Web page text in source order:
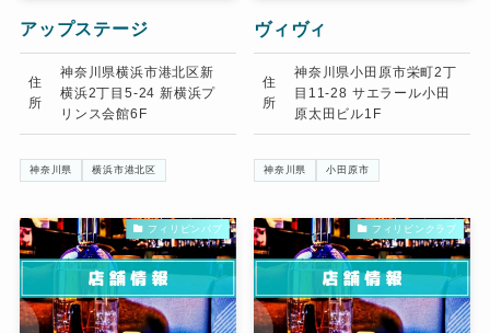
アップステージ
住
所
神奈川県横浜市港北区新
横浜2丁目5-24 新横浜プ
リンス会館6F
神奈川県 横浜市港北区
ヴィヴィ
住
所
神奈川県小田原市栄町2丁
目11-28 サエラール小田
原太田ビル1F
神奈川県 小田原市
フィリピンパブ フィリピンクラブ